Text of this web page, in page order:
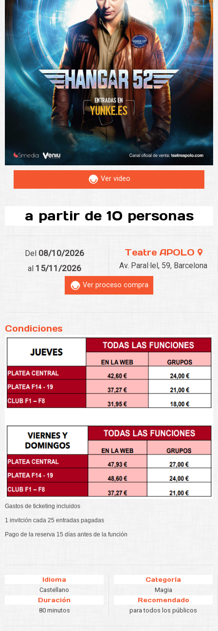
Ver video
a partir de 10 personas
Del 08/10/2026
al 15/11/2026
Teatre APOLO
Av. Paral·lel, 59, Barcelona
Ver proceso compra
Condiciones
Gastos de ticketing incluidos
1 invitción cada 25 entradas pagadas
Pago de la reserva 15 días antes de la función
Idioma
Castellano
Categoría
Magia
Duración
80 minutos
Recomendado
para todos los públicos